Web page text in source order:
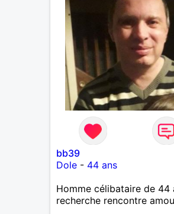
bb39
Dole- 44 ans
Homme célibataire de 44
recherche rencontre